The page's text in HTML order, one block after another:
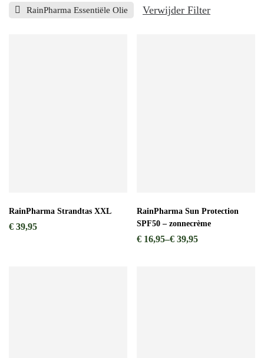
RainPharma Essentiële Olie Verwijder Filter
RainPharma Strandtas XXL
€ 39,95
RainPharma Sun Protection
SPF50 – zonnecrème
€ 16,95–€ 39,95